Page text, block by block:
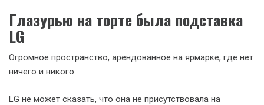
Глазурью на торте была подставка
LG
Огромное пространство, арендованное на ярмарке, где нет
ничего и никого
LG не может сказать, что она не присутствовала на